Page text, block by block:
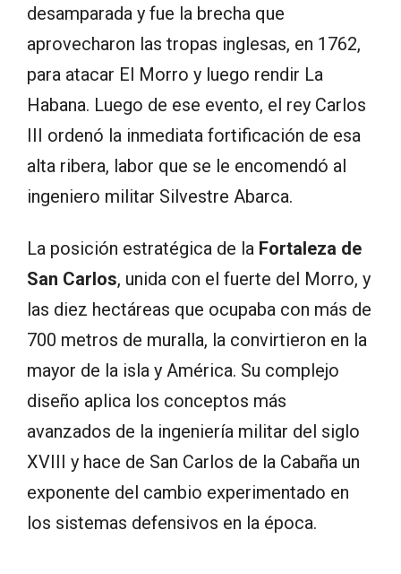
desamparada y fue la brecha que
aprovecharon las tropas inglesas, en 1762,
para atacar El Morro y luego rendir La
Habana. Luego de ese evento, el rey Carlos
III ordenó la inmediata fortificación de esa
alta ribera, labor que se le encomendó al
ingeniero militar Silvestre Abarca.
La posición estratégica de la Fortaleza de
San Carlos, unida con el fuerte del Morro, y
las diez hectáreas que ocupaba con más de
700 metros de muralla, la convirtieron en la
mayor de la isla y América. Su complejo
diseño aplica los conceptos más
avanzados de la ingeniería militar del siglo
XVIII y hace de San Carlos de la Cabaña un
exponente del cambio experimentado en
los sistemas defensivos en la época.